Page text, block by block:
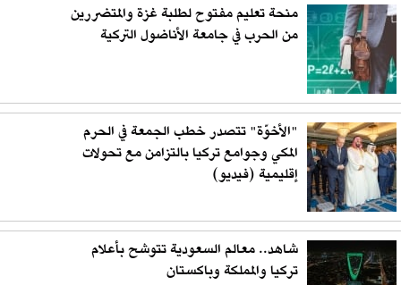
منحة تعليم مفتوح لطلبة غزة والمتضررين
من الحرب في جامعة الأناضول التركية
"الأخوّة" تتصدر خطب الجمعة في الحرم
المكي وجوامع تركيا بالتزامن مع تحولات
إقليمية (فيديو)
شاهد.. معالم السعودية تتوشح بأعلام
تركيا والمملكة وباكستان